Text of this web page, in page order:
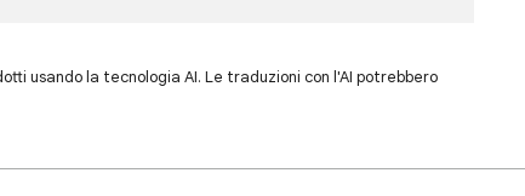
usando la tecnologia AI. Le traduzioni con l'AI potrebbero